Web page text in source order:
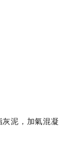
灰泥，加氣混凝